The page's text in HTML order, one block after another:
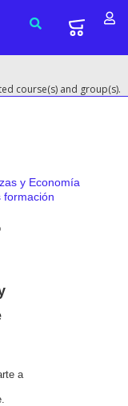
course(s) and group(s).
y Economía
formación
a